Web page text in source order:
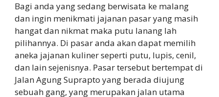
Bagi anda yang sedang berwisata ke malang
dan ingin menikmati jajanan pasar yang masih
hangat dan nikmat maka putu lanang lah
pilihannya. Di pasar anda akan dapat memilih
aneka jajanan kuliner seperti putu, lupis, cenil,
dan lain sejenisnya. Pasar tersebut bertempat di
Jalan Agung Suprapto yang berada diujung
sebuah gang, yang merupakan jalan utama